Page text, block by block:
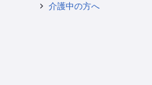
介護中の方へ